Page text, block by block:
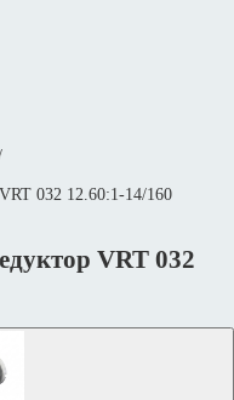
032 12.60:1-14/160
VRT 032